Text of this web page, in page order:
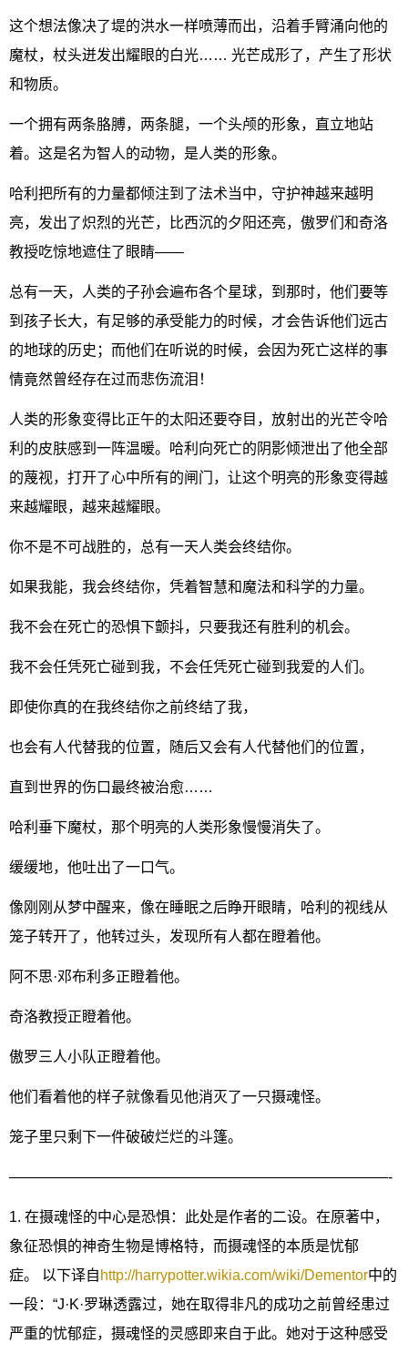
这个想法像决了堤的洪水一样喷薄而出，沿着手臂涌向他的
魔杖，杖头迸发出耀眼的白光…… 光芒成形了，产生了形状
和物质。
一个拥有两条胳膊，两条腿，一个头颅的形象，直立地站
着。这是名为智人的动物，是人类的形象。
哈利把所有的力量都倾注到了法术当中，守护神越来越明
亮，发出了炽烈的光芒，比西沉的夕阳还亮，傲罗们和奇洛
教授吃惊地遮住了眼睛——
总有一天，人类的子孙会遍布各个星球，到那时，他们要等
到孩子长大，有足够的承受能力的时候，才会告诉他们远古
的地球的历史；而他们在听说的时候，会因为死亡这样的事
情竟然曾经存在过而悲伤流泪！
人类的形象变得比正午的太阳还要夺目，放射出的光芒令哈
利的皮肤感到一阵温暖。哈利向死亡的阴影倾泄出了他全部
的蔑视，打开了心中所有的闸门，让这个明亮的形象变得越
来越耀眼，越来越耀眼。
你不是不可战胜的，总有一天人类会终结你。
如果我能，我会终结你，凭着智慧和魔法和科学的力量。
我不会在死亡的恐惧下颤抖，只要我还有胜利的机会。
我不会任凭死亡碰到我，不会任凭死亡碰到我爱的人们。
即使你真的在我终结你之前终结了我，
也会有人代替我的位置，随后又会有人代替他们的位置，
直到世界的伤口最终被治愈……
哈利垂下魔杖，那个明亮的人类形象慢慢消失了。
缓缓地，他吐出了一口气。
像刚刚从梦中醒来，像在睡眠之后睁开眼睛，哈利的视线从
笼子转开了，他转过头，发现所有人都在瞪着他。
阿不思·邓布利多正瞪着他。
奇洛教授正瞪着他。
傲罗三人小队正瞪着他。
他们看着他的样子就像看见他消灭了一只摄魂怪。
笼子里只剩下一件破破烂烂的斗篷。
——————————————————————————-
1. 在摄魂怪的中心是恐惧：此处是作者的二设。在原著中，
象征恐惧的神奇生物是博格特，而摄魂怪的本质是忧郁
症。 以下译自 http://harrypotter.wikia.com/wiki/Dementor中的
一段：“J·K·罗琳透露过，她在取得非凡的成功之前曾经患过
严重的忧郁症，摄魂怪的灵感即来自于此。她对于这种感受